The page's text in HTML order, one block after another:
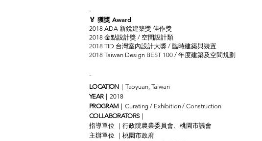
-
🏅 獲獎 Award
2018 ADA 新銳建築獎 佳作獎
2018 金點設計獎 / 空間設計類
2018 TID 台灣室內設計大獎 / 臨時建築與裝置
2018 Taiwan Design BEST 100 / 年度建築及空間規劃
-
LOCATION｜Taoyuan, Taiwan
YEAR｜2018
PROGRAM ｜Curating / Exhibition / Construction
COLLABORATORS｜
指導單位 ｜行政院農業委員會、桃園市議會
主辦單位
｜ 桃園市政府